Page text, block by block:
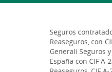
Seguros
Reaseguros, con
Generali Seguros
España con CIF A-